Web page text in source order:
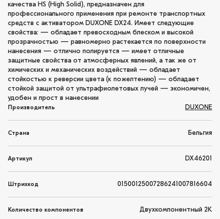
качества HS (High Solid), предназначен для
профессионального применения при ремонте транспортных
средств с активатором DUXONE DX24. Имеет следующие
свойства: — обладает превосходным блеском и высокой
прозрачностью — равномерно растекается по поверхности
нанесения — отлично полируется — имеет отличные
защитные свойства от атмосферных явлений, а так же от
химических и механических воздействий — обладает
стойкостью к реверсии цвета (к пожелтению) — обладает
стойкой защитой от ультрафиолетовых лучей — экономичен,
удобен и прост в нанесении
Производитель DUXONE
Страна Бельгия
Артикул DX46201
Штрихкод 01500125007286241007816604
Количество компонентов Двухкомпонентный 2K